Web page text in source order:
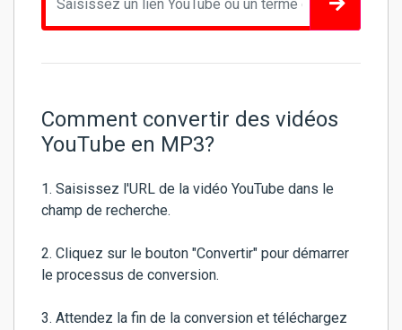
Comment convertir des vidéos
YouTube en MP3?
1. Saisissez l'URL de la vidéo YouTube dans le
champ de recherche.
2. Cliquez sur le bouton "Convertir" pour démarrer
le processus de conversion.
3. Attendez la fin de la conversion et téléchargez